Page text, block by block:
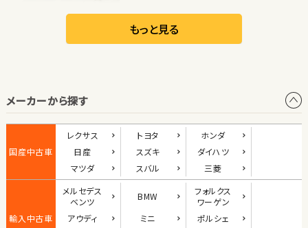
日産
リーフ
1位
ダイハツ
コペン
2
もっと見る
メーカーから探す
国産中古車
レクサス トヨタ
ホンダ
日産
スズキ
ダイハツ
マツダ
スバル 三菱
輸入中古車
メルセデス
ベンツ
BMW
フォルクス
ワーゲン
アウディ
ミニ
ポルシェ